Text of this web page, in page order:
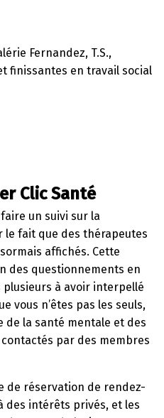
Fernandez, T.S.,
finissantes en travail social
Clic Santé
un suivi sur la
le fait que des thérapeutes
affichés. Cette
des questionnements en
à avoir interpellé
vous n’êtes pas les seuls,
de la santé mentale et des
par des membres
de réservation de rendez-
des intérêts privés, et les